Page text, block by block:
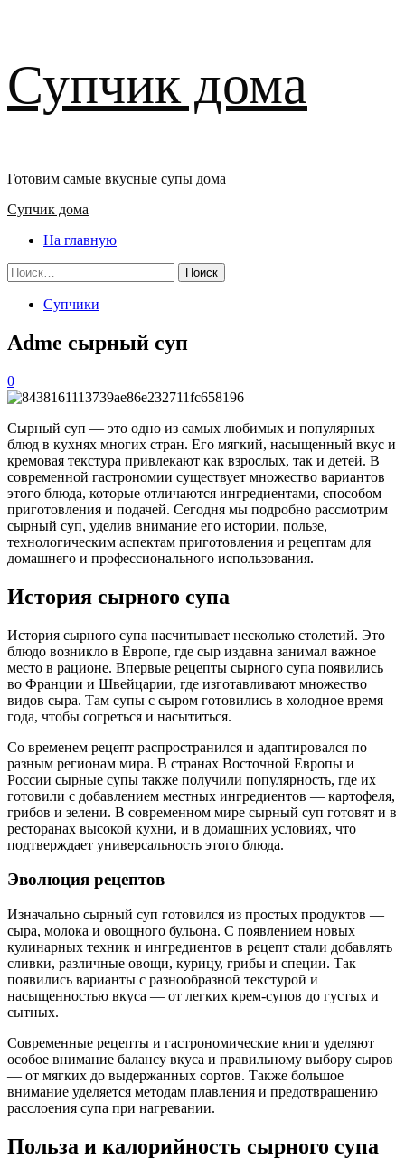
к
содержимому
Супчик дома
Готовим самые вкусные супы дома
Основное
Супчик дома
На главную
Найти:
Супчики
Adme сырный суп
0
Сырный суп — это одно из самых любимых и популярных
блюд в кухнях многих стран. Его мягкий, насыщенный вкус и
кремовая текстура привлекают как взрослых, так и детей. В
современной гастрономии существует множество вариантов
этого блюда, которые отличаются ингредиентами, способом
приготовления и подачей. Сегодня мы подробно рассмотрим
сырный суп, уделив внимание его истории, пользе,
технологическим аспектам приготовления и рецептам для
домашнего и профессионального использования.
История сырного супа
История сырного супа насчитывает несколько столетий. Это
блюдо возникло в Европе, где сыр издавна занимал важное
место в рационе. Впервые рецепты сырного супа появились
во Франции и Швейцарии, где изготавливают множество
видов сыра. Там супы с сыром готовились в холодное время
года, чтобы согреться и насытиться.
Со временем рецепт распространился и адаптировался по
разным регионам мира. В странах Восточной Европы и
России сырные супы также получили популярность, где их
готовили с добавлением местных ингредиентов — картофеля,
грибов и зелени. В современном мире сырный суп готовят и в
ресторанах высокой кухни, и в домашних условиях, что
подтверждает универсальность этого блюда.
Эволюция рецептов
Изначально сырный суп готовился из простых продуктов —
сыра, молока и овощного бульона. С появлением новых
кулинарных техник и ингредиентов в рецепт стали добавлять
сливки, различные овощи, курицу, грибы и специи. Так
появились варианты с разнообразной текстурой и
насыщенностью вкуса — от легких крем-супов до густых и
сытных.
Современные рецепты и гастрономические книги уделяют
особое внимание балансу вкуса и правильному выбору сыров
— от мягких до выдержанных сортов. Также большое
внимание уделяется методам плавления и предотвращению
расслоения супа при нагревании.
Польза и калорийность сырного супа